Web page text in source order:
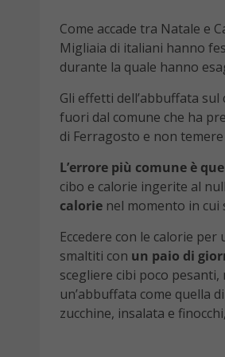
Come accade tra Natale e
Migliaia di italiani hanno
durante la quale hanno
Gli effetti dell’abbuffata
fuori dal comune che ha
di Ferragosto e non
L’errore più comune è
cibo e calorie ingerite al
calorie nel momento in
Eccedere con le calorie
smaltiti con un paio di
scegliere cibi poco
un’abbuffata come quella
zucchine, insalata e